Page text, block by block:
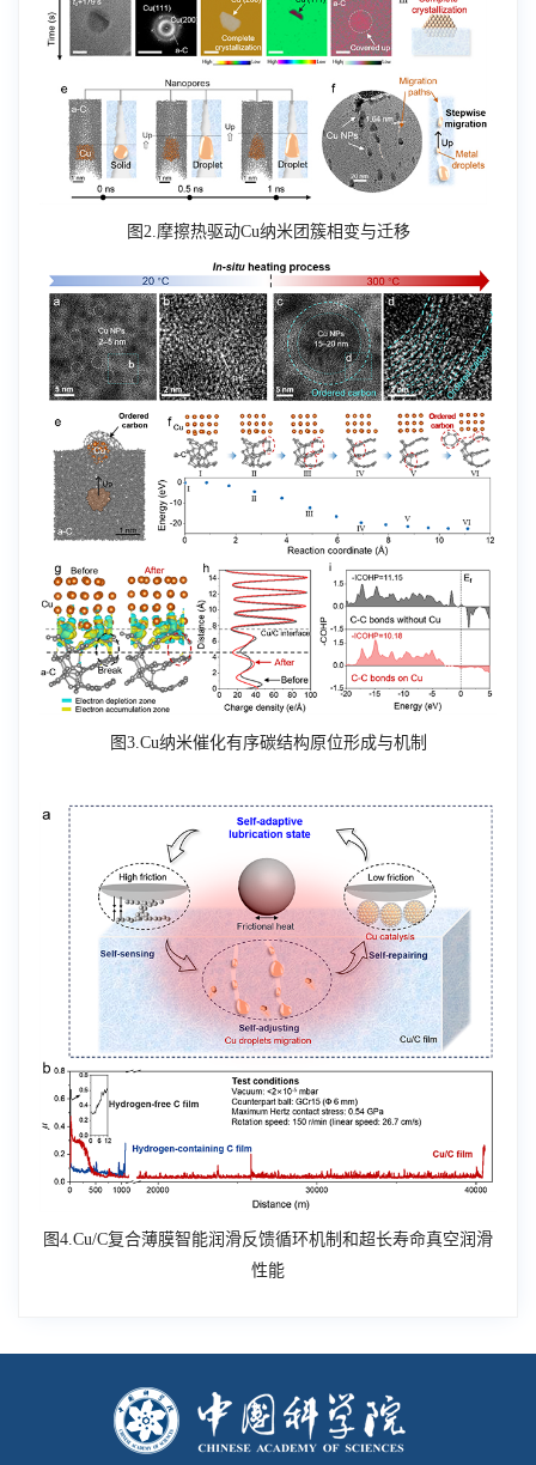
图 2. 摩擦热驱动Cu纳米团簇相变与迁移
图3.Cu纳米催化有序碳结构原位形成与机制
图4.Cu/C复合薄膜智能润滑反馈循环机制和超长寿命真空润滑
性能